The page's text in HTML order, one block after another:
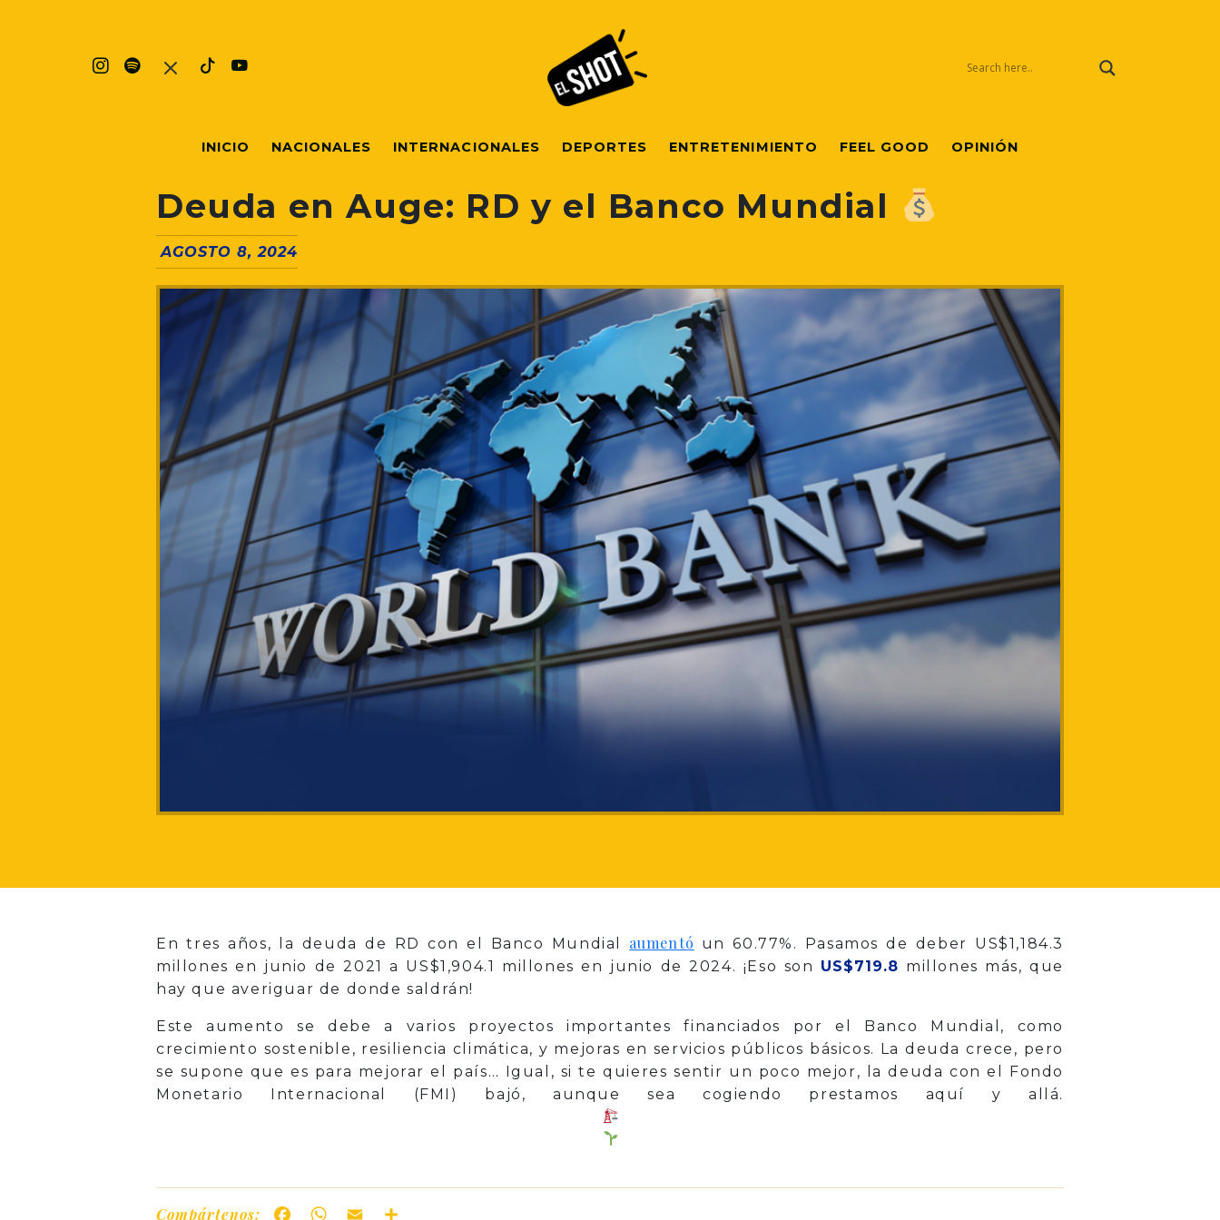
INICIO NACIONALES INTERNACIONALES DEPORTES ENTRETENIMIENTO FEEL GOOD OPINIÓN
Deuda en Auge: RD y el Banco Mundial
AGOSTO 8, 2024
En tres años, la deuda de RD con el Banco Mundial aumentó un 60.77%. Pasamos de deber US$1,184.3
millones en junio de 2021 a US$1,904.1 millones en junio de 2024. ¡Eso son US$719.8 millones más, que
hay que averiguar de donde saldrán!
Este aumento se debe a varios proyectos importantes financiados por el Banco Mundial, como
crecimiento sostenible, resiliencia climática, y mejoras en servicios públicos básicos. La deuda crece, pero
se supone que es para mejorar el país… Igual, si te quieres sentir un poco mejor, la deuda con el Fondo
Monetario Internacional (FMI) bajó, aunque sea cogiendo prestamos aquí y allá.
Compártenos: FacebookWhatsApp
Email